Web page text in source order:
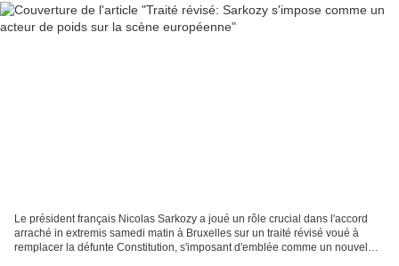
Le président français Nicolas Sarkozy a joué un rôle crucial dans l'accord
arraché in extremis samedi matin à Bruxelles sur un traité révisé voué à
remplacer la défunte Constitution, s'imposant d'emblée comme un nouvel